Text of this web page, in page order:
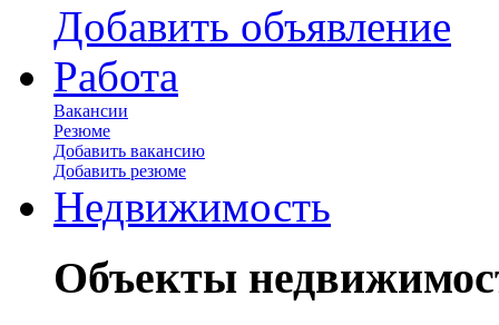
Добавить объявление
Работа
Вакансии
Резюме
Добавить вакансию
Добавить резюме
Недвижимость
Объекты